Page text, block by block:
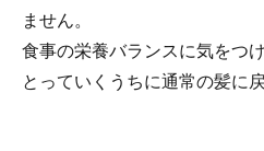
ません。
食事の栄養バランスに気をつ
とっていくうちに通常の髪に